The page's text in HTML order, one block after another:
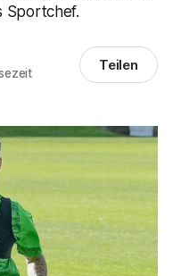
Sportchef.
Teilen